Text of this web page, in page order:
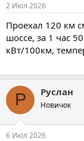
2 Июл 2026
Проехал 120 км
шоссе, за 1 час
кВт/100км,
Р Руслан
Новичок
6 Июл 2026